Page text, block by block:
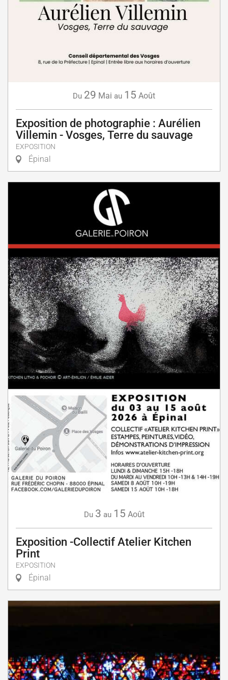
Du 29 Mai au 15 Août
Exposition de photographie : Aurélien
Villemin - Vosges, Terre du sauvage
EXPOSITION
Épinal
Du 3 au 15 Août
Exposition -Collectif Atelier Kitchen
Print
EXPOSITION
Épinal